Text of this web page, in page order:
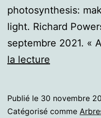
photosynthesis:
light. Richard
septembre 2021. «
la lecture
Publié le 30 novembre
Catégorisé comme